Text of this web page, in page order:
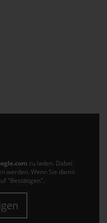
zu laden. Dabei
werden. Wenn Sie damit
"Bestätigen".